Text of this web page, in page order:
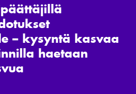
– kysyntä kasvaa
haetaan